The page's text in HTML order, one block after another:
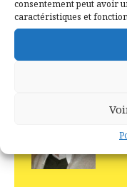
consentement peut avoir
caractéristiques et
2
La